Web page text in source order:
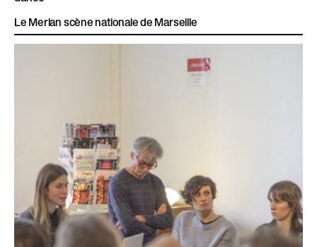
Le Merlan scène nationale de Marseille